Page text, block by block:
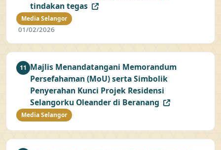
tindakan tegas
Media Selangor
01/02/2026
11 Majlis Menandatangani Memorandum
Persefahaman (MoU) serta Simbolik
Penyerahan Kunci Projek Residensi
Selangorku Oleander di Beranang
Media Selangor